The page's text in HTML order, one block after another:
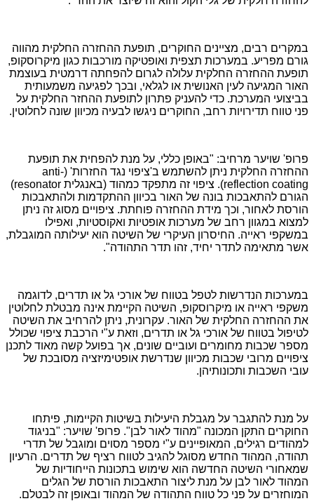
במקרים רבים, מציינים החוקרים, תופעת ההחזרה החלקית מהווה
גורם מפריע. במערכות תצפית ואופטיקה מורכבות כגון מיקרוסקופ,
תופעת ההחזרה החלקית עלולה לגרום להפחתה דרמטית בעוצמת
האור המגיעה לעין האנושית או לגלאי, ובכך לפגיעה משמעותית
בביצועי המערכת. כדי להעניק פתרון לתופעת ההחזר החלקית על
פני טווח תדירויות רחב, החוקרים ניגשו לבעיה מכיוון שונה לחלוטין.
פרופ' שויער מרחיב: "באופן כללי, על מנת להפחית את תופעת
ההחזרה החלקית ניתן להשתמש ב'ציפוי נגד החזרות' (anti-
reflection coating). ציפוי זה מתפקד כמהוד (באנגלית resonator
)
הגורם להתאבכות בונה של האור בכיוון ההתקדמות ולהתאבכות
הורסת לאחור, וכך מידת ההחזרה פוחתת. ציפויים מסוג זה ניתן
למצוא במגוון רחב של מערכות אופטיות ואקוסטיות, ואפילו
במשקפי ראייה. החיסרון העיקרי של השיטה הוא יעילותה המוגבלת,
אשר מתאימה לתדר יחיד, זהו תדר התהודה".
במערכות הנדרשות לטפל בטווח של אורכי גל או תדרים, לדוגמה
משקפי ראייה או מיקרוסקופ, השיטה הקיימת אינה מבטלת לחלוטין
את ההחזרה החלקית של האור. עקרונית, ניתן להרחיב את השיטה
לטיפול בטווח של אורכי גל או תדרים, וזאת ע"י הרכבת ציפוי שכולל
מספר שכבות מחומרים ועוביים שונים, אך בפועל קשה מאוד לתכנן
ציפויים מרובי שכבות מכיוון שנדרשת אופטימיזציה מסובכת של
עובי השכבות ותכונותיהן.
על מנת להתגבר על מגבלת היעילות בשיטות הקיימות, פיתחו
החוקרים התקן המכונה "מהוד לאור לבן". פרופ' שויער: "בניגוד
למהודים רגילים, המאופיינים ע"י מספר מסוים ומוגבל של תדרי
תהודה, המהוד החדש מסוגל להגיב לטווח רציף של תדרים. הרעיון
שמאחורי השיטה החדשה הוא שימוש בתכונות הייחודיות של
המהוד לאור לבן על מנת ליצור התאבכות הורסת של הגלים
המוחזרים על פני כל טווח התהודה של המהוד ובאופן זה לבטלם.